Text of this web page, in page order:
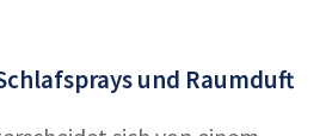
und Raumduft